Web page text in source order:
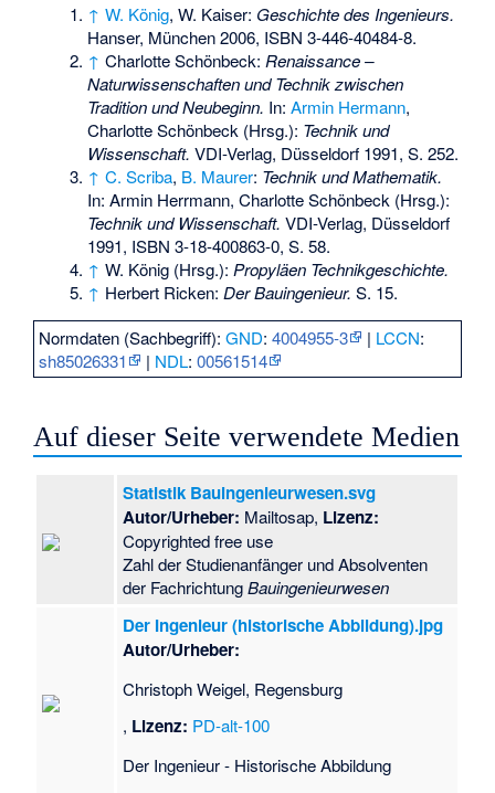
↑ W. König,W. Kaiser: Geschichte des Ingenieurs.
Hanser, München 2006, ISBN 3-446-40484-8.
↑ Charlotte Schönbeck: Renaissance –
Naturwissenschaften und Technik zwischen
Tradition und Neubeginn. In:Armin Hermann,
Charlotte Schönbeck (Hrsg.): Technik und
Wissenschaft. VDI-Verlag, Düsseldorf 1991, S. 252.
↑ C. Scriba, B. Maurer: Technik und Mathematik.
In: Armin Herrmann, Charlotte Schönbeck (Hrsg.):
Technik und Wissenschaft. VDI-Verlag, Düsseldorf
1991, ISBN 3-18-400863-0, S. 58.
↑ W. König (Hrsg.): Propyläen Technikgeschichte.
↑ Herbert Ricken:Der Bauingenieur. S. 15.
Normdaten (Sachbegriff):GND:4004955-3 | LCCN:
sh85026331
| NDL:00561514
Auf dieser Seite verwendete Medien
Statistik Bauingenieurwesen.svg
Autor/Urheber: Mailtosap, Lizenz:
Copyrighted free use
Zahl der Studienanfänger und Absolventen
der FachrichtungBauingenieurwesen
Der Ingenieur (historische Abbildung).jpg
Autor/Urheber:
Christoph Weigel, Regensburg
, Lizenz: PD-alt-100
Der Ingenieur - Historische Abbildung